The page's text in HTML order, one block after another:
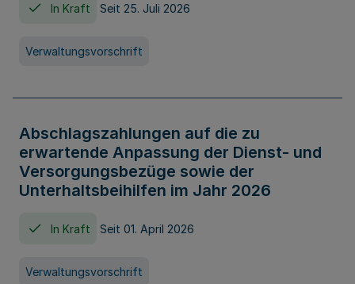
In Kraft Seit 25. Juli 2026
Verwaltungsvorschrift
Abschlagszahlungen auf die zu
erwartende Anpassung der Dienst- und
Versorgungsbezüge sowie der
Unterhaltsbeihilfen im Jahr 2026
In Kraft Seit 01. April 2026
Verwaltungsvorschrift